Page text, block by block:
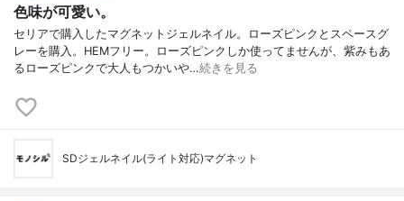
色味が可愛い。
セリアで購入したマグネットジェルネイル。ローズピンクとスペースグ
レーを購入。HEMフリー。ローズピンクしか使ってませんが、紫みもあ
るローズピンクで大人もつかいや…続きを見る
SDジェルネイル(ライト対応)マグネット